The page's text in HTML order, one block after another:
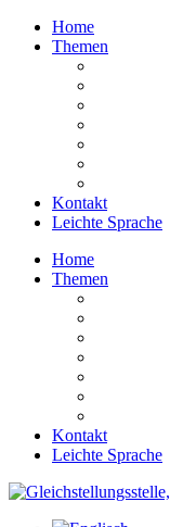
Home
Themen
Kontakt
Leichte Sprache
Home
Themen
Kontakt
Leichte Sprache